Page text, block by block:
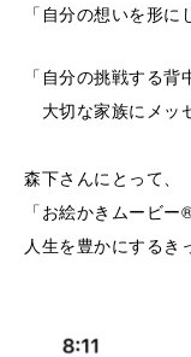
「自分の想いを形
「自分の挑戦する背
大切な家族にメッ
森下さんにとって、
「お絵かきムービ
人生を豊かにするき